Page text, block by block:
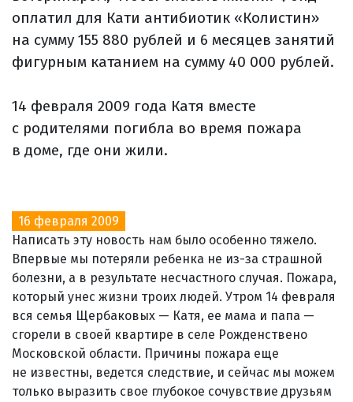
оплатил для Кати антибиотик «Колистин»
на сумму 155 880 рублей и 6 месяцев занятий
фигурным катанием на сумму 40 000 рублей.
14 февраля 2009 года Катя вместе
с родителями погибла во время пожара
в доме, где они жили.
16 февраля 2009
Написать эту новость нам было особенно тяжело.
Впервые мы потеряли ребенка не из-за страшной
болезни, а в результате несчастного случая. Пожара,
который унес жизни троих людей. Утром 14 февраля
вся семья Щербаковых — Катя, ее мама и папа —
сгорели в своей квартире в селе Рожденствено
Московской области. Причины пожара еще
не известны, ведется следствие, и сейчас мы можем
только выразить свое глубокое сочувствие друзьям